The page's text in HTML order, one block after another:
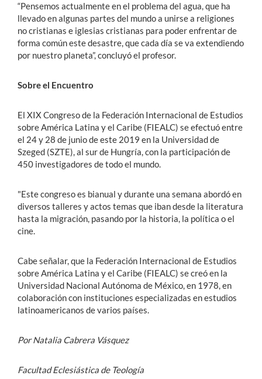
“Pensemos actualmente en el problema del agua, que ha
llevado en algunas partes del mundo a unirse a religiones
no cristianas e iglesias cristianas para poder enfrentar de
forma común este desastre, que cada día se va extendiendo
por nuestro planeta”, concluyó el profesor.
Sobre el Encuentro
El XIX Congreso de la Federación Internacional de Estudios
sobre América Latina y el Caribe (FIEALC) se efectuó entre
el 24 y 28 de junio de este 2019 en la Universidad de
Szeged (SZTE), al sur de Hungría, con la participación de
450 investigadores de todo el mundo.
"Este congreso es bianual y durante una semana abordó en
diversos talleres y actos temas que iban desde la literatura
hasta la migración, pasando por la historia, la política o el
cine.
Cabe señalar, que la Federación Internacional de Estudios
sobre América Latina y el Caribe (FIEALC) se creó en la
Universidad Nacional Autónoma de México, en 1978, en
colaboración con instituciones especializadas en estudios
latinoamericanos de varios países.
Por Natalia Cabrera Vásquez
Facultad Eclesiástica de Teología